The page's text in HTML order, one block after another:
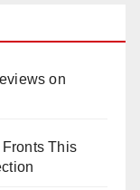
on
This